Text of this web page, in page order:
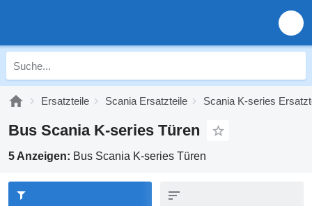
Ersatzteile Scania Ersatzteile Scania K-series
Bus Scania K-series Türen
5 Anzeigen: Bus Scania K-series Türen